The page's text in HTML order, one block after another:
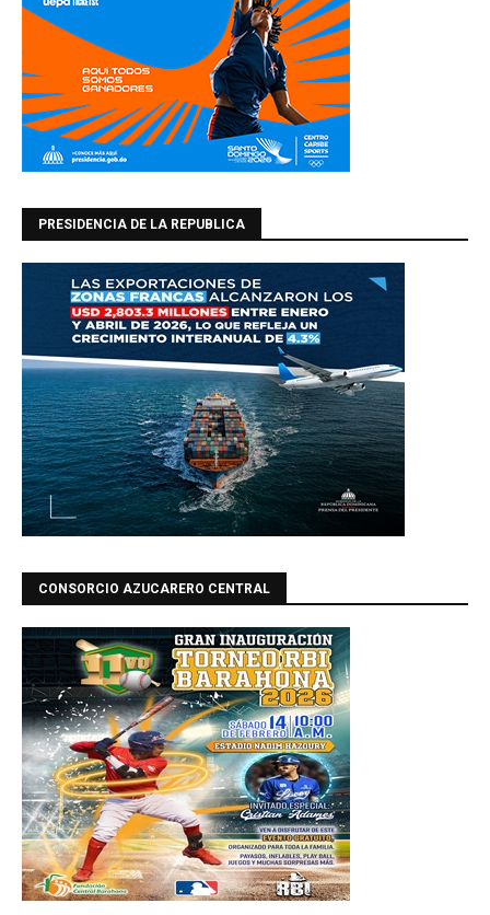
PRESIDENCIA DE LA REPUBLICA
CONSORCIO AZUCARERO CENTRAL